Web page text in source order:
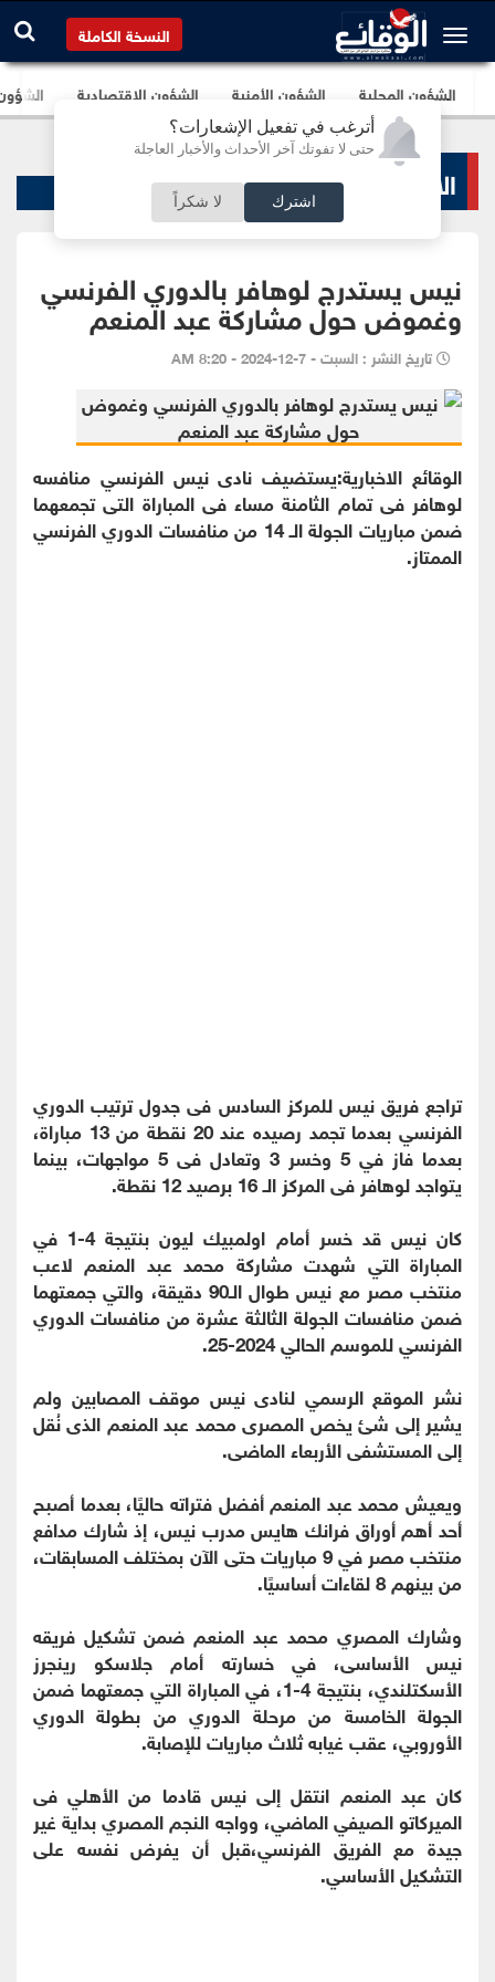
أترغب في تفعيل الإشعارات؟
حتى لا تفوتك آخر الأحداث والأخبار العاجلة
اشترك لا شكراً
النسخة الكاملة
الشؤون المحلية الشؤون الأمنية الشؤون الإقتصادية
الاخبار الرياضية
نيس يستدرج لوهافر بالدوري الفرنسي
وغموض حول مشاركة عبد المنعم
تاريخ النشر : السبت - 7-12-2024 - 8:20 AM
الوقائع الاخبارية:يستضيف نادى نيس الفرنسي منافسه
لوهافر فى تمام الثامنة مساء فى المباراة التى تجمعهما
ضمن مباريات الجولة الـ 14 من منافسات الدوري الفرنسي
الممتاز.
تراجع فريق نيس للمركز السادس فى جدول ترتيب الدوري
الفرنسي بعدما تجمد رصيده عند 20 نقطة من 13 مباراة،
بعدما فاز في 5 وخسر 3 وتعادل فى 5 مواجهات، بينما
يتواجد لوهافر فى المركز الـ 16 برصيد 12 نقطة.
كان نيس قد خسر أمام اولمبيك ليون بنتيجة 4-1 في
المباراة التي شهدت مشاركة محمد عبد المنعم لاعب
منتخب مصر مع نيس طوال الـ90 دقيقة، والتي جمعتهما
ضمن منافسات الجولة الثالثة عشرة من منافسات الدوري
الفرنسي للموسم الحالي 2024-25.
نشر الموقع الرسمي لنادى نيس موقف المصابين ولم
يشير إلى شئ يخص المصرى محمد عبد المنعم الذى نُقل
إلى المستشفى الأربعاء الماضى.
ويعيش محمد عبد المنعم أفضل فتراته حاليًا، بعدما أصبح
أحد أهم أوراق فرانك هايس مدرب نيس، إذ شارك مدافع
منتخب مصر في 9 مباريات حتى الآن بمختلف المسابقات،
من بينهم 8 لقاءات أساسيًا.
وشارك المصري محمد عبد المنعم ضمن تشكيل فريقه
نيس الأساسى، في خسارته أمام جلاسكو رينجرز
الأسكتلندي، بنتيجة 4-1، في المباراة التي جمعتهما ضمن
الجولة الخامسة من مرحلة الدوري من بطولة الدوري
الأوروبي، عقب غيابه ثلاث مباريات للإصابة.
كان عبد المنعم انتقل إلى نيس قادما من الأهلي فى
الميركاتو الصيفي الماضي، وواجه النجم المصري بداية غير
جيدة مع الفريق الفرنسي،قبل أن يفرض نفسه على
التشكيل الأساسي.